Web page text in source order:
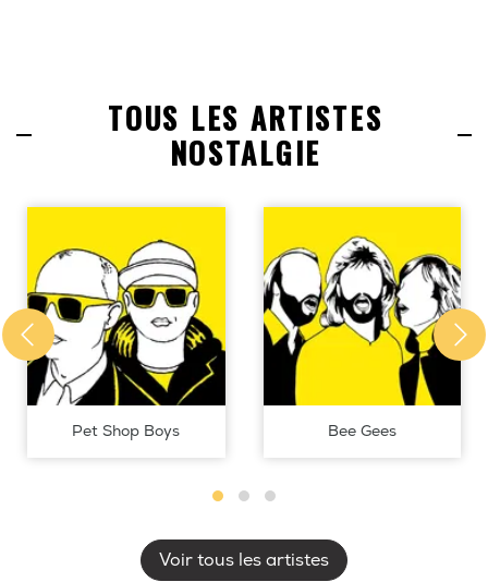
TOUS LES ARTISTES
NOSTALGIE
Pet Shop Boys Bee Gees
Voir tous les artistes